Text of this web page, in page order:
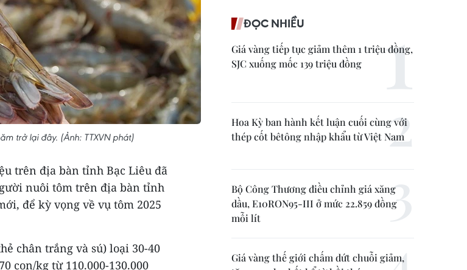
trở lại đây. (Ảnh: TTXVN phát)
trên địa bàn tỉnh Bạc Liêu đã
nuôi tôm trên địa bàn tỉnh
để kỳ vọng về vụ tôm 2025
chân trắng và sú) loại 30-40
con/kg từ 110.000-130.000
ĐỌC NHIỀU
Giá vàng tiếp tục giảm thêm 1 triệu đồng,
SJC xuống mốc 139 triệu đồng
Hoa Kỳ ban hành kết luận cuối cùng với
thép cốt bêtông nhập khẩu từ Việt Nam
Bộ Công Thương điều chỉnh giá xăng
dầu, E10RON95-III ở mức 22.859 đồng
mỗi lít
Giá vàng thế giới chấm dứt chuỗi giảm,